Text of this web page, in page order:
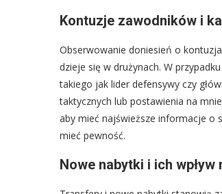
Kontuzje zawodników i
Obserwowanie doniesień o
dzieje się w drużynach. W
takiego jak lider defensywy czy
taktycznych lub postawienia na
aby mieć najświeższe informacje o
mieć pewność.
Nowe nabytki i ich wpływ